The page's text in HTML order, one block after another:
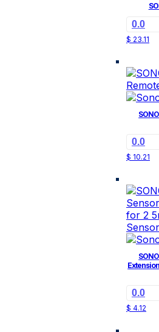
0.0
$ 23.11
0.0
$ 10.21
0.0
$ 4.12